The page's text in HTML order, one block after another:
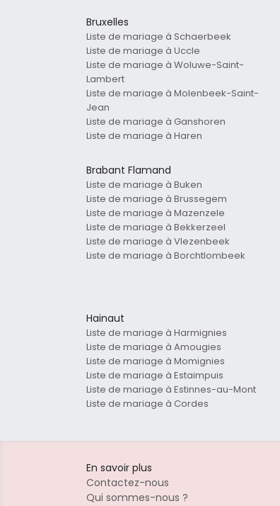
Bruxelles
Liste de mariage à Schaerbeek
Liste de mariage à Uccle
Liste de mariage à Woluwe-Saint-
Lambert
Liste de mariage à Molenbeek-Saint-
Jean
Liste de mariage à Ganshoren
Liste de mariage à Haren
Brabant Flamand
Liste de mariage à Buken
Liste de mariage à Brussegem
Liste de mariage à Mazenzele
Liste de mariage à Bekkerzeel
Liste de mariage à Vlezenbeek
Liste de mariage à Borchtlombeek
Hainaut
Liste de mariage à Harmignies
Liste de mariage à Amougies
Liste de mariage à Momignies
Liste de mariage à Estaimpuis
Liste de mariage à Estinnes-au-Mont
Liste de mariage à Cordes
En savoir plus
Contactez-nous
Qui sommes-nous ?